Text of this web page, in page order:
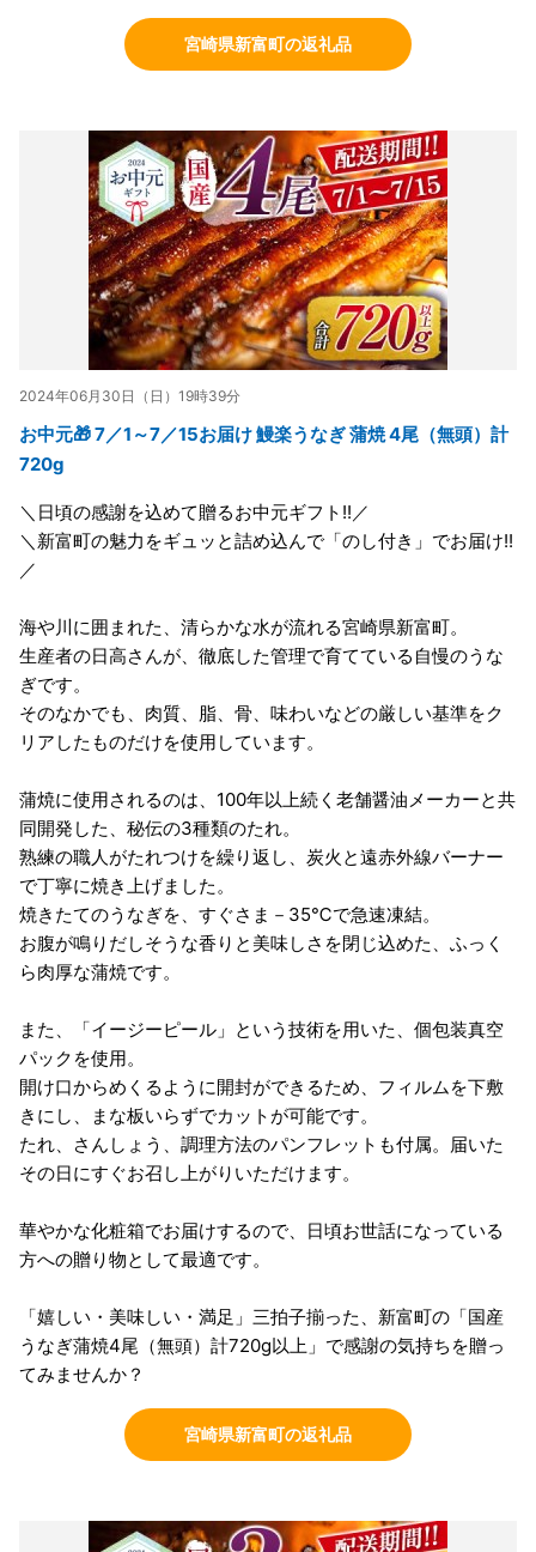
宮崎県新富町の返礼品
2024年06月30日（日）19時39分
お中元🎁 7／1～7／15お届け 鰻楽うなぎ 蒲焼 4尾（無頭）計
720g
＼日頃の感謝を込めて贈るお中元ギフト!!／
＼新富町の魅力をギュッと詰め込んで「のし付き」でお届け!!
／
海や川に囲まれた、清らかな水が流れる宮崎県新富町。
生産者の日高さんが、徹底した管理で育てている自慢のうな
ぎです。
そのなかでも、肉質、脂、骨、味わいなどの厳しい基準をク
リアしたものだけを使用しています。
蒲焼に使用されるのは、100年以上続く老舗醤油メーカーと共
同開発した、秘伝の3種類のたれ。
熟練の職人がたれつけを繰り返し、炭火と遠赤外線バーナー
で丁寧に焼き上げました。
焼きたてのうなぎを、すぐさま－35℃で急速凍結。
お腹が鳴りだしそうな香りと美味しさを閉じ込めた、ふっく
ら肉厚な蒲焼です。
また、「イージーピール」という技術を用いた、個包装真空
パックを使用。
開け口からめくるように開封ができるため、フィルムを下敷
きにし、まな板いらずでカットが可能です。
たれ、さんしょう、調理方法のパンフレットも付属。届いた
その日にすぐお召し上がりいただけます。
華やかな化粧箱でお届けするので、日頃お世話になっている
方への贈り物として最適です。
「嬉しい・美味しい・満足」三拍子揃った、新富町の「国産
うなぎ蒲焼4尾（無頭）計720g以上」で感謝の気持ちを贈っ
てみませんか？
宮崎県新富町の返礼品